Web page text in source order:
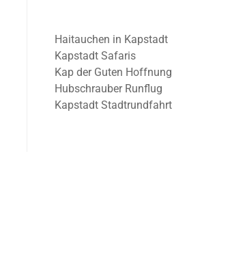
Haitauchen in Kapstadt
Kapstadt Safaris
Kap der Guten Hoffnung
Hubschrauber Runflug
Kapstadt Stadtrundfahrt